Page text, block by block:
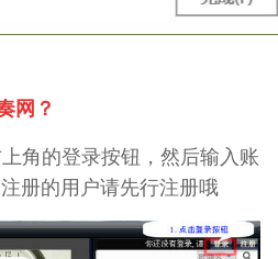
网？
角的登录按钮，然后输入账
册的用户请先行注册哦